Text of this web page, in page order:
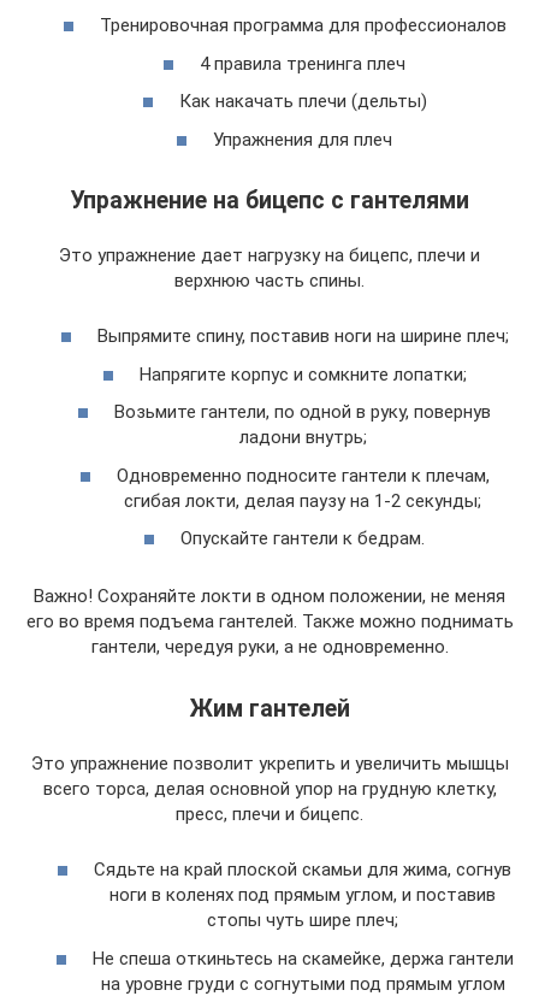
Тренировочная программа для профессионалов
4 правила тренинга плеч
Как накачать плечи (дельты)
Упражнения для плеч
Упражнение на бицепс с гантелями
Это упражнение дает нагрузку на бицепс, плечи и
верхнюю часть спины.
Выпрямите спину, поставив ноги на ширине плеч;
Напрягите корпус и сомкните лопатки;
Возьмите гантели, по одной в руку, повернув
ладони внутрь;
Одновременно подносите гантели к плечам,
сгибая локти, делая паузу на 1-2 секунды;
Опускайте гантели к бедрам.
Важно! Сохраняйте локти в одном положении, не меняя
его во время подъема гантелей. Также можно поднимать
гантели, чередуя руки, а не одновременно.
Жим гантелей
Это упражнение позволит укрепить и увеличить мышцы
всего торса, делая основной упор на грудную клетку,
пресс, плечи и бицепс.
Сядьте на край плоской скамьи для жима, согнув
ноги в коленях под прямым углом, и поставив
стопы чуть шире плеч;
Не спеша откиньтесь на скамейке, держа гантели
на уровне груди с согнутыми под прямым углом